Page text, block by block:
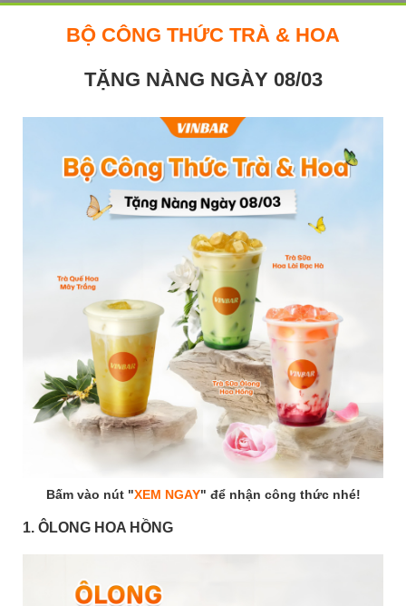
BỘ CÔNG THỨC TRÀ & HOA
TẶNG NÀNG NGÀY 08/03
Bấm vào nút "XEM NGAY" để nhận công thức nhé!
1. ÔLONG HOA HỒNG